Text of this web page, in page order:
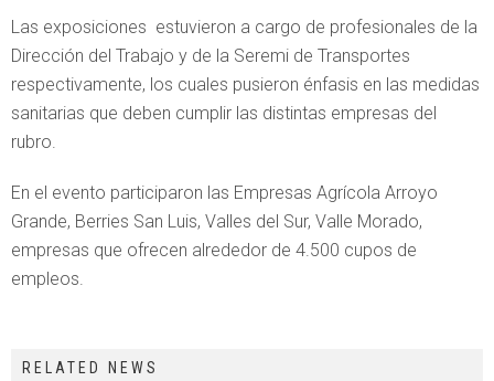
Las exposiciones estuvieron a cargo de profesionales de la
Dirección del Trabajo y de la Seremi de Transportes
respectivamente, los cuales pusieron énfasis en las medidas
sanitarias que deben cumplir las distintas empresas del
rubro.
En el evento participaron las Empresas Agrícola Arroyo
Grande, Berries San Luis, Valles del Sur, Valle Morado,
empresas que ofrecen alrededor de 4.500 cupos de
empleos.
RELATED NEWS